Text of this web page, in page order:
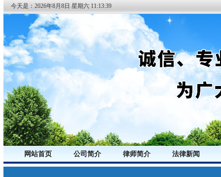
今天是： 2026年8月 8日 星期六 11:13:40
网站首页 公司简介 律师简介 法律新闻